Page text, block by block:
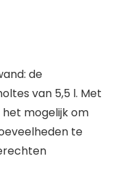
de
van 5,5 l. Met
het mogelijk om
te